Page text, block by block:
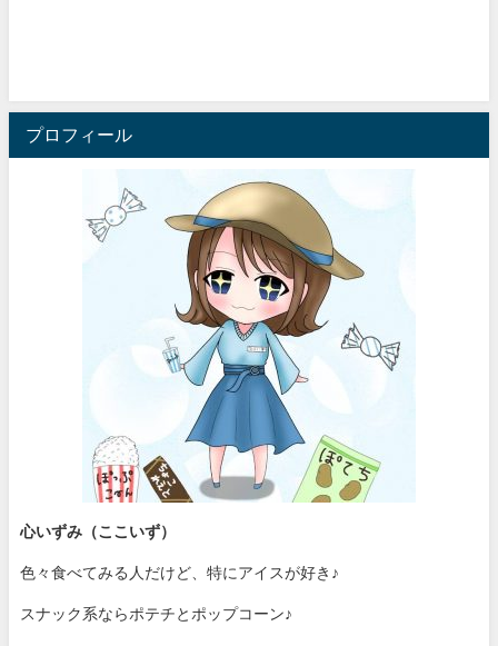
プロフィール
心いずみ（ここいず）
色々食べてみる人だけど、特にアイスが好き♪
スナック系ならポテチとポップコーン♪